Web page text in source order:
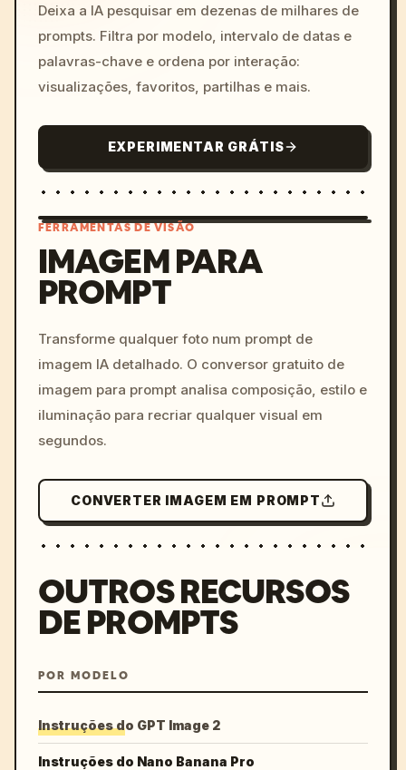
Deixa a IA pesquisar em dezenas de milhares de
prompts. Filtra por modelo, intervalo de datas e
palavras-chave e ordena por interação:
visualizações, favoritos, partilhas e mais.
EXPERIMENTAR GRÁTIS
colors, 8k --v 6.0
FERRAMENTAS DE VISÃO
IMAGEM PARA
PROMPT
Transforme qualquer foto num prompt de
imagem IA detalhado. O conversor gratuito de
imagem para prompt analisa composição, estilo e
iluminação para recriar qualquer visual em
segundos.
CONVERTER IMAGEM EM PROMPT
OUTROS RECURSOS
DE PROMPTS
POR MODELO
Instruções do GPT Image 2
Instruções do Nano Banana Pro